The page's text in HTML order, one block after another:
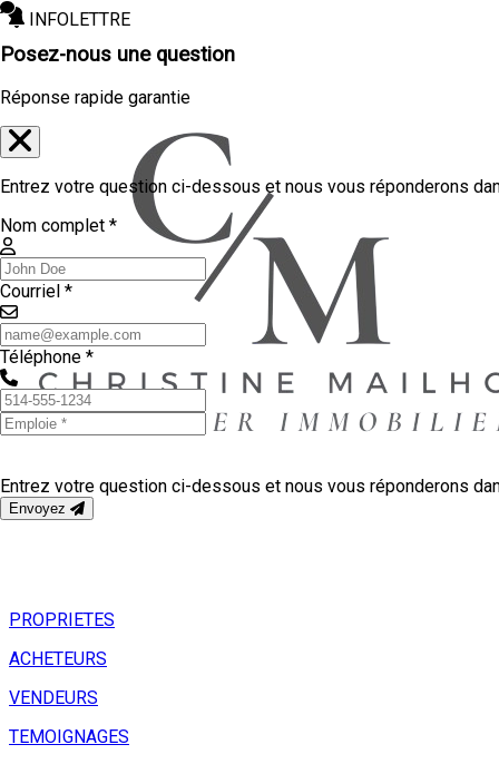
INFOLETTRE
PROPRIETES
ACHETEURS
VENDEURS
TEMOIGNAGES
Posez-nous une question
Réponse rapide garantie
Entrez votre question ci-dessous et nous vous réponderons
Nom complet *
Courriel *
Téléphone *
Entrez votre question ci-dessous et nous vous réponderons
Envoyez